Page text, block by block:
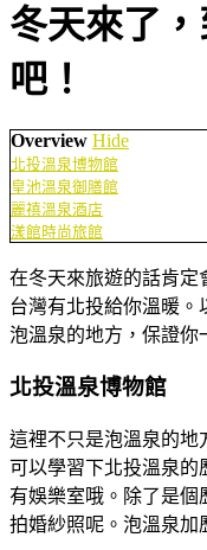
冬天來了
吧！
Overview Hide
北投溫泉博物館
皇池溫泉御膳館
麗禧溫泉酒店
漾館時尚旅館
在冬天來旅遊的話肯定
台灣有北投給你溫暖。
泡溫泉的地方，保證你
北投溫泉博物館
這裡不只是泡溫泉的地
可以學習下北投溫泉的
有娛樂室哦。除了是個
拍婚紗照呢。泡溫泉加